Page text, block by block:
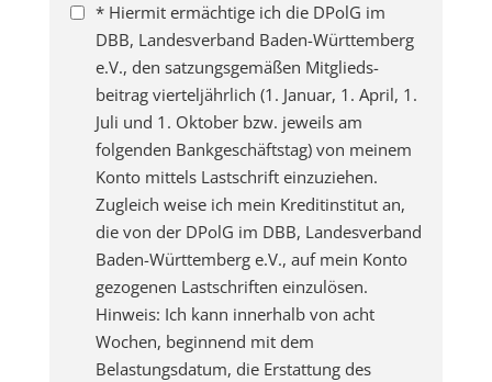
* Hiermit ermächtige ich die DPolG im
DBB, Landesverband Baden-Württemberg
e.V., den satzungsgemäßen Mitglieds-
beitrag vierteljährlich (1. Januar, 1. April, 1.
Juli und 1. Oktober bzw. jeweils am
folgenden Bankgeschäftstag) von meinem
Konto mittels Lastschrift einzuziehen.
Zugleich weise ich mein Kreditinstitut an,
die von der DPolG im DBB, Landesverband
Baden-Württemberg e.V., auf mein Konto
gezogenen Lastschriften einzulösen.
Hinweis: Ich kann innerhalb von acht
Wochen, beginnend mit dem
Belastungsdatum, die Erstattung des